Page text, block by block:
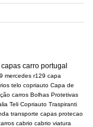
capas carro portugal
mercedes r129 capa
telo copriauto Capa de
carros Bolhas Protetivas
Teli Copriauto Traspiranti
transporte capas protecao
cabrio cabrio viatura